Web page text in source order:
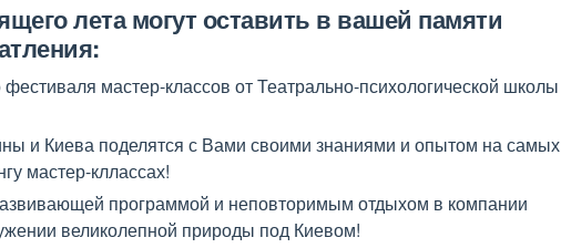
лета могут оставить в вашей памяти
мастер-классов от Театрально-психологической школы
и Киева поделятся с Вами своими знаниями и опытом на самых
мастер-кллассах!
программой и неповторимым отдыхом в компании
великолепной природы под Киевом!